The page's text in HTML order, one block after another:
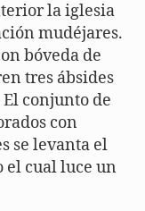
la iglesia
mudéjares.
bóveda de
tres ábsides
conjunto de
con
se levanta el
el cual luce un